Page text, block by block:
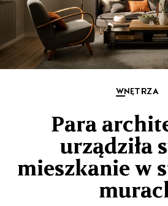
WNĘTRZA
Para
urządziła
mieszkanie w